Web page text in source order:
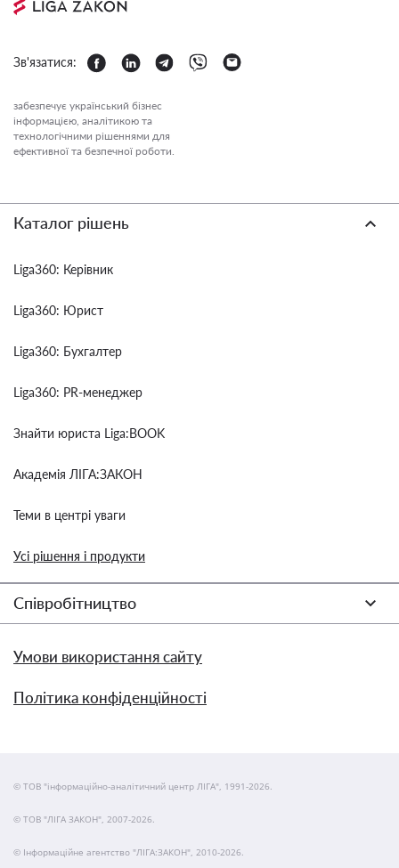
Зв'язатися:
забезпечує український бізнес
інформацією, аналітикою та
технологічними рішеннями для
ефективної та безпечної роботи.
Каталог рішень
Liga360: Керівник
Liga360: Юрист
Liga360: Бухгалтер
Liga360: PR-менеджер
Знайти юриста Liga:BOOK
Академія ЛІГА:ЗАКОН
Теми в центрі уваги
Усі рішення і продукти
Співробітництво
Умови використання сайту
Політика конфіденційності
© ТОВ "інформаційно-аналітичний центр ЛІГА", 1991-2026.
© ТОВ "ЛІГА ЗАКОН", 2007-2026.
© Інформаційне агентство "ЛІГА:ЗАКОН", 2010-2026.